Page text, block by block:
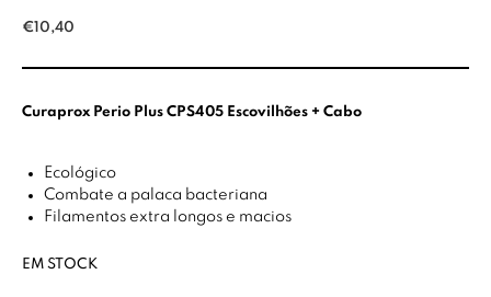
€10,40
Curaprox Perio Plus CPS405 Escovilhões + Cabo
Ecológico
Combate a palaca bacteriana
Filamentos extra longos e macios
EM STOCK